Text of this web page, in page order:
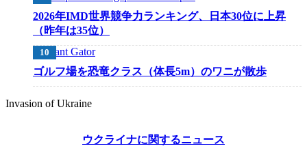
2026年IMD世界競争力ランキング、日本30位に上昇
（昨年は35位）
ゴルフ場を恐竜クラス（体長5m）のワニが散歩
Invasion of Ukraine
ウクライナに関するニュース